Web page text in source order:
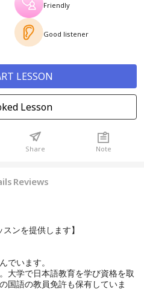
Friendly
Good listener
LESSON
Lesson
Share Note
Reviews
ンを提供します】
でいます。
大学で日本語教育を学び資格を取
国語の教員免許も保有していま